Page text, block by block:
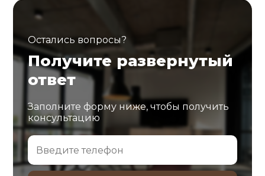
Остались вопросы?
Получите развернутый
ответ
Заполните форму ниже, чтобы получить
консультацию